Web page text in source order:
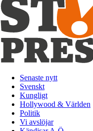
Senaste nytt
Svenskt
Kungligt
Hollywood & Världen
Politik
Vi avslöjar